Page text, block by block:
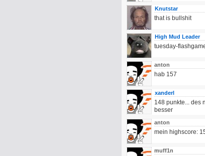
Knutstar
that is bullshit
High Mud Leader
tuesday-
anton
hab 157
xanderl
148 punkte... des
besser
anton
mein highscore:
muff1n